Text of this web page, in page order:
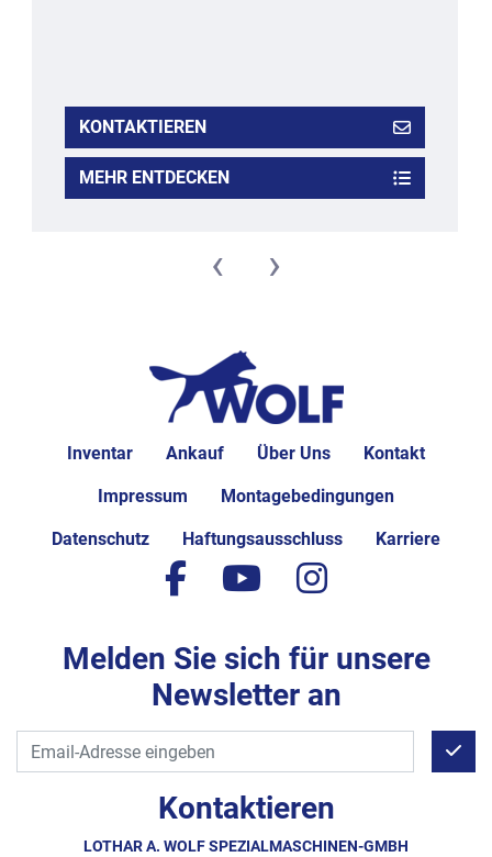
KONTAKTIEREN
MEHR ENTDECKEN
‹ ›
Inventar Ankauf Über Uns Kontakt
Impressum Montagebedingungen
Datenschutz Haftungsausschluss Karriere
Kontaktieren
LOTHAR A. WOLF SPEZIALMASCHINEN-GMBH
facebook
youtubeinstagram
Melden Sie sich für unsere
Newsletter an